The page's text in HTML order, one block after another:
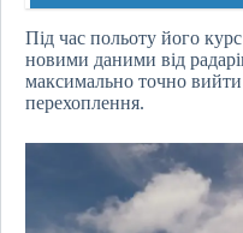
Під час польоту його
новими даними від
максимально точно вийти
перехоплення.